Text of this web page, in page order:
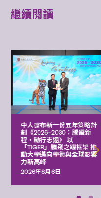
繼續閱讀
中大發布新一份五年策略計
劃《2026‒2030：騰躍新
程，勵行志遠》 以
「TIGER」騰飛之躍框架 推
動大學邁向學術與全球影響
力新高峰
2026年8月6日